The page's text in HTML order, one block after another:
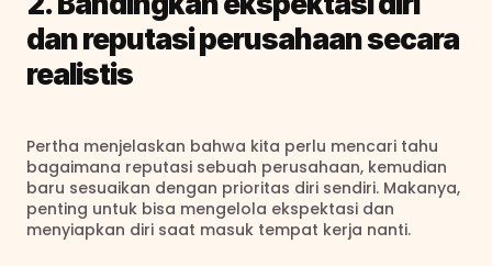
dan reputasi perusahaan secara
realistis
Pertha menjelaskan bahwa kita perlu mencari tahu
bagaimana reputasi sebuah perusahaan, kemudian
baru sesuaikan dengan prioritas diri sendiri. Makanya,
penting untuk bisa mengelola ekspektasi dan
menyiapkan diri saat masuk tempat kerja nanti.